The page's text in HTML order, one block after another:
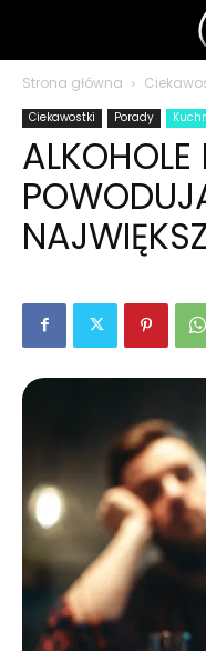
polsku
Strona główna
Ciekawostki Porady
ALKOHOLE